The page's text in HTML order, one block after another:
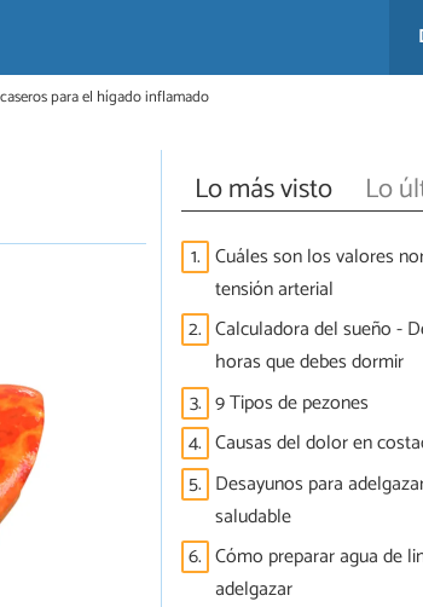
para el hígado inflamado
Lo más visto Lo
1. Cuáles son los valores
tensión arterial
2. Calculadora del sueño -
horas que debes dormir
3. 9 Tipos de pezones
4. Causas del dolor en
5. Desayunos para
saludable
6. Cómo preparar agua de
adelgazar